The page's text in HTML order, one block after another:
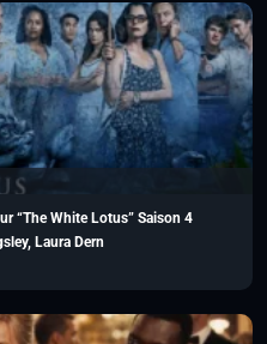
“The White Lotus” Saison 4
Laura Dern